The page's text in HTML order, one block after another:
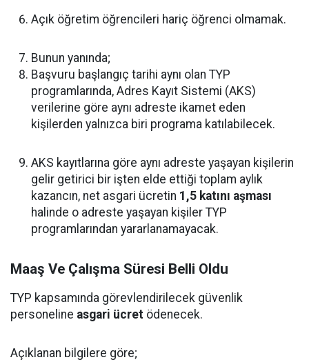
Açık öğretim öğrencileri hariç öğrenci olmamak.
Bunun yanında;
Başvuru başlangıç tarihi aynı olan TYP
programlarında, Adres Kayıt Sistemi (AKS)
verilerine göre aynı adreste ikamet eden
kişilerden yalnızca biri programa katılabilecek.
AKS kayıtlarına göre aynı adreste yaşayan kişilerin
gelir getirici bir işten elde ettiği toplam aylık
kazancın, net asgari ücretin 1,5 katını aşması
halinde o adreste yaşayan kişiler TYP
programlarından yararlanamayacak.
Maaş Ve Çalışma Süresi Belli Oldu
TYP kapsamında görevlendirilecek güvenlik
personeline asgari ücret ödenecek.
Açıklanan bilgilere göre;